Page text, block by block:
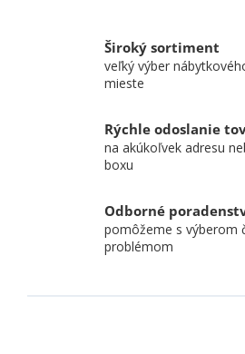
Široký sortiment
veľký výber
mieste
Rýchle odoslanie
na akúkoľvek adresu
boxu
Odborné
pomôžeme s výberom
problémom